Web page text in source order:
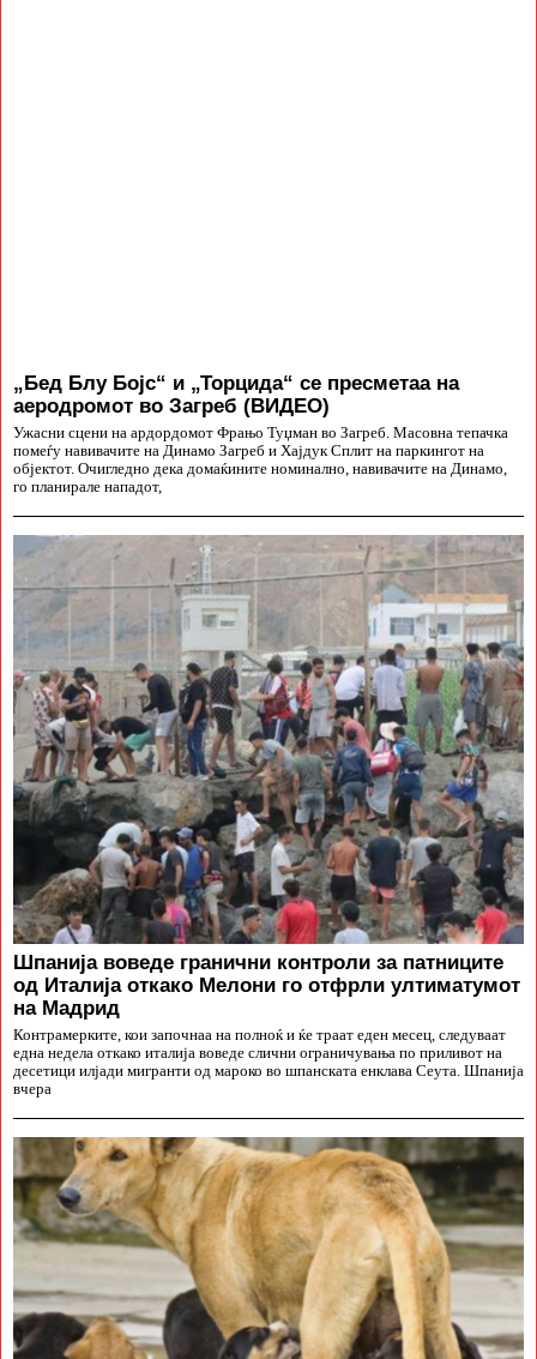
„Бед Блу Бојс“ и „Торцида“ се пресметаа на
аеродромот во Загреб (ВИДЕО)
Ужасни сцени на ардордомот Фрањо Туџман во Загреб. Масовна тепачка
помеѓу навивачите на Динамо Загреб и Хајдук Сплит на паркингот на
објектот. Очигледно дека домаќините номинално, навивачите на Динамо,
го планирале нападот,
Шпанија воведе гранични контроли за патниците
од Италија откако Мелони го отфрли ултиматумот
на Мадрид
Контрамерките, кои започнаа на полноќ и ќе траат еден месец, следуваат
една недела откако италија воведе слични ограничувања по приливот на
десетици илјади мигранти од мароко во шпанската енклава Сеута. Шпанија
вчера